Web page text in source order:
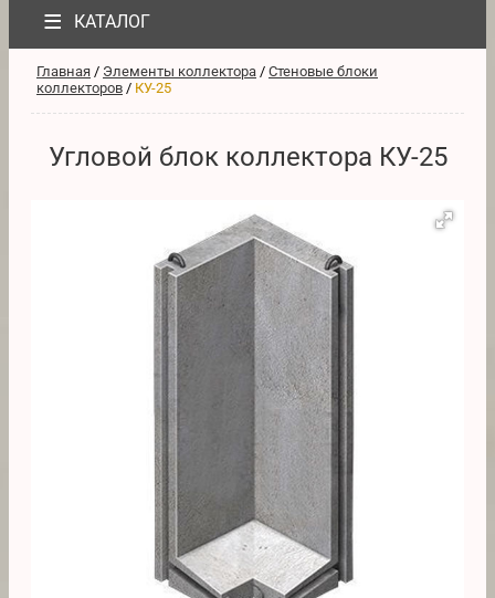
≡ КАТАЛОГ
Главная / Элементы коллектора / Стеновые блоки
коллекторов / КУ-25
Угловой блок коллектора КУ-25